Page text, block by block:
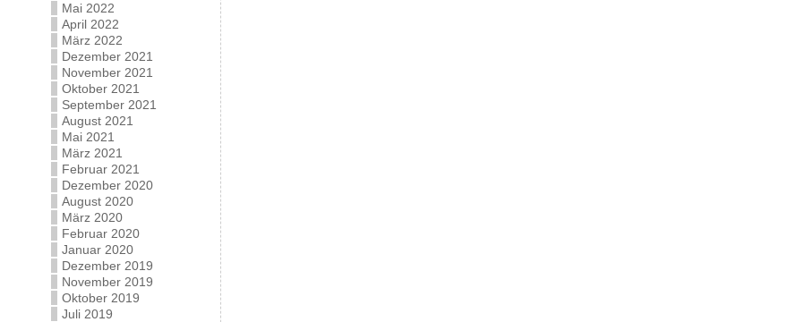
Mai 2022
April 2022
März 2022
Dezember 2021
November 2021
Oktober 2021
September 2021
August 2021
Mai 2021
März 2021
Februar 2021
Dezember 2020
August 2020
März 2020
Februar 2020
Januar 2020
Dezember 2019
November 2019
Oktober 2019
Juli 2019